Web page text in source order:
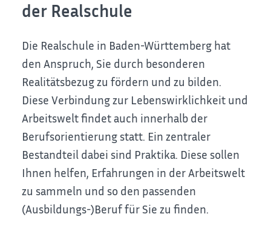
der Realschule
Die Realschule in Baden-Württemberg hat
den Anspruch, Sie durch besonderen
Realitätsbezug zu fördern und zu bilden.
Diese Verbindung zur Lebenswirklichkeit und
Arbeitswelt findet auch innerhalb der
Berufsorientierung statt. Ein zentraler
Bestandteil dabei sind Praktika. Diese sollen
Ihnen helfen, Erfahrungen in der Arbeitswelt
zu sammeln und so den passenden
(Ausbildungs-)Beruf für Sie zu finden.